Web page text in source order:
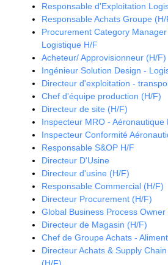
Responsable d'Exploitation
Responsable Achats Groupe (H/
Procurement Category
Logistique H/F
Acheteur/ Approvisionneur (H/F)
Ingénieur Solution Design -
Directeur d'exploitation -
Chef d'équipe production (H/F)
Directeur de site (H/F)
Inspecteur MRO - Aéronautique
Inspecteur Conformité
Responsable S&OP H/F
Directeur D'Usine
Directeur d'usine (H/F)
Responsable Commercial (H/F)
Directeur Procurement (H/F)
Global Business Process Owner
Directeur de Magasin (H/F)
Chef de Groupe Achats -
Directeur Achats & Supply